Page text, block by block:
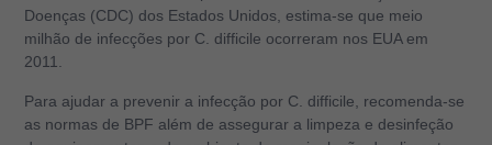
Doenças (CDC) dos Estados Unidos, estima-se que meio
milhão de infecções por C. difficile ocorreram nos EUA em
2011.
Para ajudar a prevenir a infecção por C. difficile, recomenda-se
as normas de BPF além de assegurar a limpeza e desinfeção